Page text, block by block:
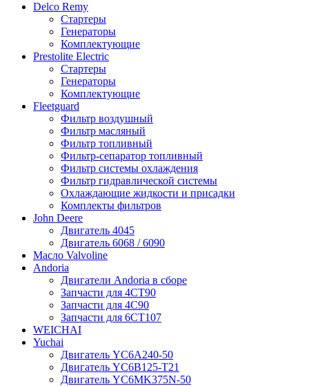
Delco Remy
Стартеры
Генераторы
Комплектующие
Prestolite Electric
Стартеры
Генераторы
Комплектующие
Fleetguard
Фильтр воздушный
Фильтр масляный
Фильтр топливный
Фильтр-сепаратор топливный
Фильтр системы охлаждения
Фильтр гидравлической системы
Охлаждающие жидкости и присадки
Комплекты фильтров
John Deere
Двигатель 4045
Двигатель 6068 / 6090
Масло Valvoline
Andoria
Двигатели Andoria в сборе
Запчасти для 4CT90
Запчасти для 4С90
Запчасти для 6CT107
WEICHAI
Yuchai
Двигатель YC6A240-50
Двигатель YC6B125-T21
Двигатель YC6MK375N-50